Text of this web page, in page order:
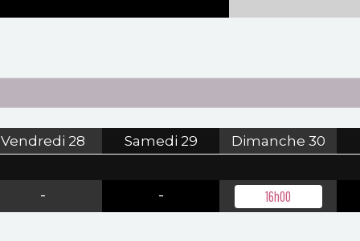
Vendredi 28 Samedi 29 Dimanche 30
- - 16h00